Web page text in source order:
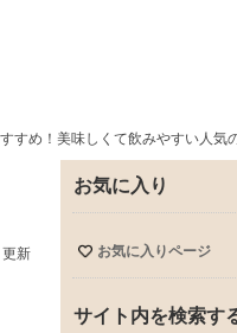
すめ！美味しくて飲みやすい人気
新
お気に入り
お気に入りページ
サイト内を検索す